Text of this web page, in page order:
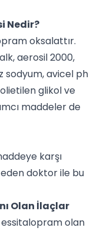
Nedir?
oksalattır.
aerosil 2000,
sodyum, avicel ph
glikol ve
maddeler de
karşı
doktor ile bu
Olan İlaçlar
essitalopram olan